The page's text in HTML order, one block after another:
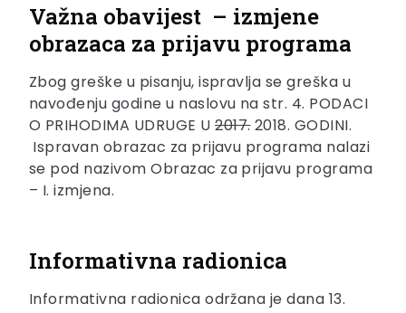
Važna obavijest – izmjene
obrazaca za prijavu programa
Zbog greške u pisanju, ispravlja se greška u
navođenju godine u naslovu na str. 4. PODACI
O PRIHODIMA UDRUGE U2017.2018. GODINI.
Ispravan obrazac za prijavu programa nalazi
se pod nazivom Obrazac za prijavu programa
– I. izmjena.
Informativna radionica
Informativna radionica održana je dana 13.